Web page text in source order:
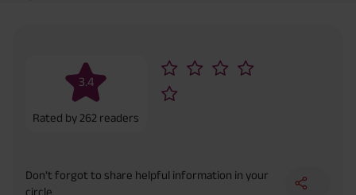
3.4
Rated by 262 readers
Don’t forgot to share helpful information in your
circle